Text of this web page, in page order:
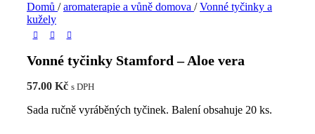
Domů / aromaterapie a vůně domova / Vonné tyčinky a
kužely
Vonné tyčinky Stamford – Aloe vera
57.00 Kč s DPH
Sada ručně vyráběných tyčinek. Balení obsahuje 20 ks.